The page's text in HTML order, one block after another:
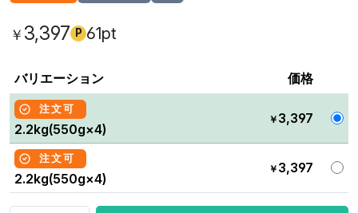
￥ 3,397 P 61pt
バリエーション 価格
注文可
2.2kg(550g×4)
￥ 3,397
注文可
2.2kg(550g×4)
￥ 3,397